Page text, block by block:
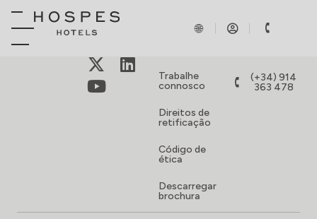
Trabalhe
connosco
Direitos de
retificação
Código de
ética
Descarregar
brochura
(+34) 914
363 478